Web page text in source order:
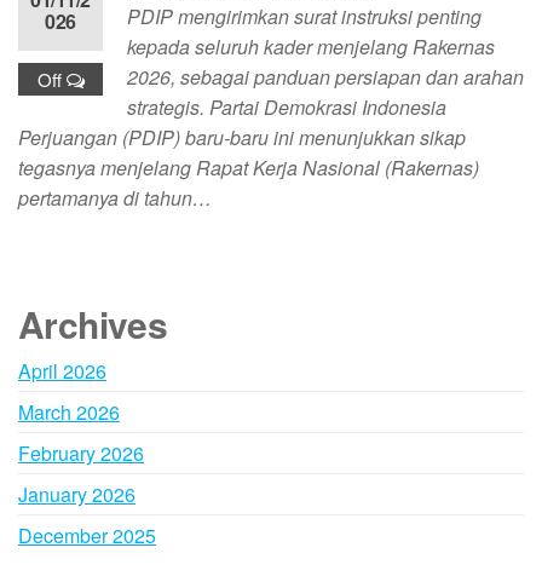
026
Off
PDIP mengirimkan surat instruksi penting
kepada seluruh kader menjelang Rakernas
2026, sebagai panduan persiapan dan arahan
strategis. Partai Demokrasi Indonesia
Perjuangan (PDIP) baru-baru ini menunjukkan sikap
tegasnya menjelang Rapat Kerja Nasional (Rakernas)
pertamanya di tahun…
Archives
April 2026
March 2026
February 2026
January 2026
December 2025